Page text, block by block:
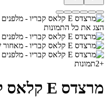
הצג את כל התמונות
+
2תמונות
מרצדס E קלאס קבריו